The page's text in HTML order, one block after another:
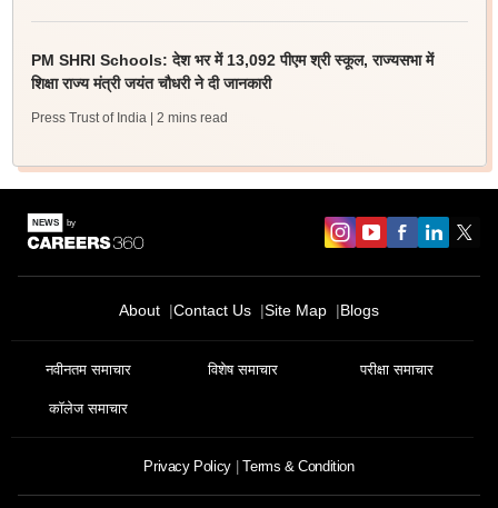
PM SHRI Schools: देश भर में 13,092 पीएम श्री स्कूल, राज्यसभा में
शिक्षा राज्य मंत्री जयंत चौधरी ने दी जानकारी
Press Trust of India | 2 mins read
About Contact Us Site Map Blogs
नवीनतम समाचार विशेष समाचार परीक्षा समाचार
कॉलेज समाचार
Privacy Policy Terms & Condition